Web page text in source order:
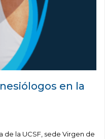
en la
de la UCSF, sede Virgen de